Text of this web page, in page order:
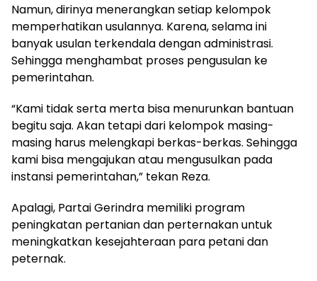
Namun, dirinya menerangkan setiap kelompok
memperhatikan usulannya. Karena, selama ini
banyak usulan terkendala dengan administrasi.
Sehingga menghambat proses pengusulan ke
pemerintahan.
“Kami tidak serta merta bisa menurunkan bantuan
begitu saja. Akan tetapi dari kelompok masing-
masing harus melengkapi berkas-berkas. Sehingga
kami bisa mengajukan atau mengusulkan pada
instansi pemerintahan,” tekan Reza.
Apalagi, Partai Gerindra memiliki program
peningkatan pertanian dan perternakan untuk
meningkatkan kesejahteraan para petani dan
peternak.